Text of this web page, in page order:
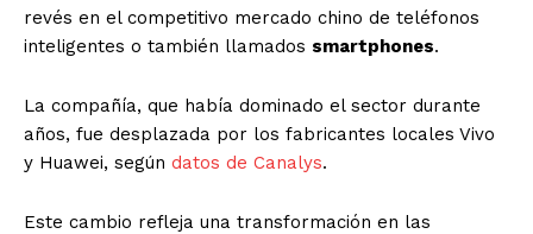
revés en el competitivo mercado chino de teléfonos
inteligentes o también llamados smartphones.
La compañía, que había dominado el sector durante
años, fue desplazada por los fabricantes locales Vivo
y Huawei, según datos de Canalys.
Este cambio refleja una transformación en las